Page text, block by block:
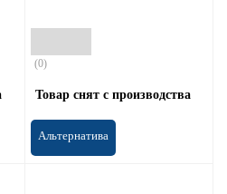
(0)
Товар снят с производства
Альтернатива